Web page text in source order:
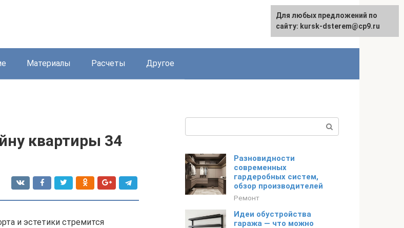
English
Материалы Расчеты Другое
квартиры 34
и эстетики стремится
Разновидности
современных
гардеробных систем,
обзор производителей
Ремонт
Идеи обустройства
гаража — что можно
Для любых предложений по
сайту: kursk-dsterem@cp9.ru